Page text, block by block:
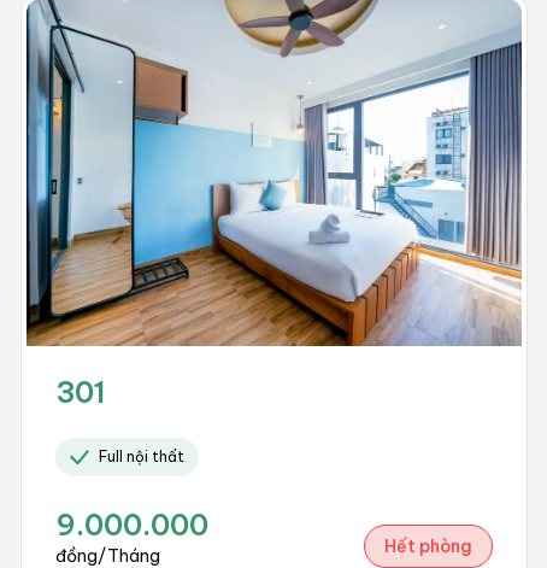
301
Full nội thất
9.000.000
đồng/Tháng Hết phòng